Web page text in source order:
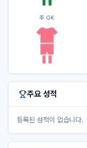
주 GK
주요 성적
등록된 성적이 없습니다.